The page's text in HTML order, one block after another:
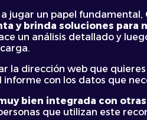
jugar un papel fundamental,
y brinda soluciones para
un análisis detallado y
la dirección web que
con los datos que
bien integrada con
que utilizan este